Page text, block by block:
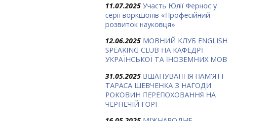
11.07.2025 Участь Юлії Фернос у
серії воркшопів «Професійний
розвиток науковця»
12.06.2025 МОВНИЙ КЛУБ ENGLISH
SPEAKING CLUB НА КАФЕДРІ
УКРАЇНСЬКОЇ ТА ІНОЗЕМНИХ МОВ
31.05.2025 ВШАНУВАННЯ ПАМ'ЯТІ
ТАРАСА ШЕВЧЕНКА З НАГОДИ
РОКОВИН ПЕРЕПОХОВАННЯ НА
ЧЕРНЕЧІЙ ГОРІ